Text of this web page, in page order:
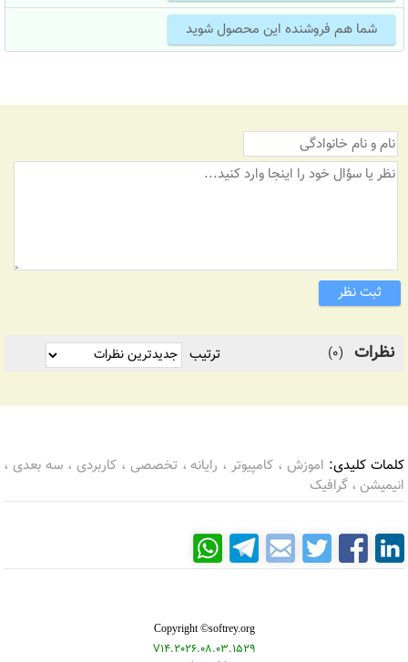
شما هم فروشنده این محصول شوید
ثبت نظر
نظرات (0) ترتیب
کلمات کلیدی: اموزش ، کامپیوتر ، رایانه ، تخصصی ، کاربردی ، سه بعدی ،
انیمیشن ، گرافیک
Copyright ©softrey.org
V14.2026.08.03.1529